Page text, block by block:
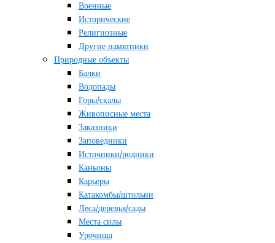
Военные
Исторические
Религиозные
Другие памятники
Природные объекты
Балки
Водопады
Горы/скалы
Живописные места
Заказники
Заповедники
Источники/родники
Каньоны
Карьеры
Катакомбы/штольни
Леса/деревья/сады
Места силы
Урочища